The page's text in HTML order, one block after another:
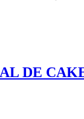
DE